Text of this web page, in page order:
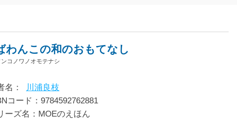
わんこの和のおもてなし
コノワノオモテナシ
名：
川浦良枝
コード：9784592762881
ーズ名：MOEのえほん